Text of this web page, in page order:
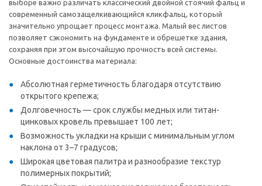
выборе важно различать классический двойной стоячий фальц и
современный самозащелкивающийся кликфальц, который
значительно упрощает процесс монтажа. Малый вес листов
позволяет сэкономить на фундаменте и обрешетке здания,
сохраняя при этом высочайшую прочность всей системы.
Основные достоинства материала:
Абсолютная герметичность благодаря отсутствию
открытого крепежа;
Долговечность — срок службы медных или титан-
цинковых кровель превышает 100 лет;
Возможность укладки на крыши с минимальным углом
наклона от 3–7 градусов;
Широкая цветовая палитра и разнообразие текстур
полимерных покрытий;